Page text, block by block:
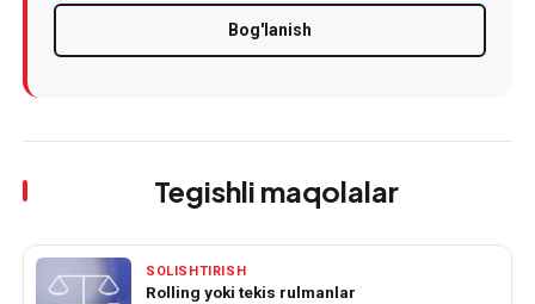
Bog'lanish
Tegishli maqolalar
SOLISHTIRISH
Rolling yoki tekis rulmanlar